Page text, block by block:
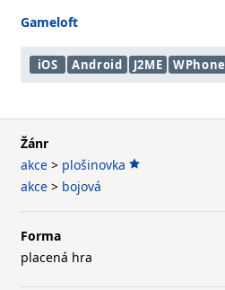
Gameloft
iOS Android J2ME WPhone
Žánr
akce > plošinovka
akce > bojová
Forma
placená hra